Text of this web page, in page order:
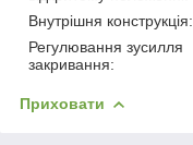
Внутрішня конструкція:
Регулювання зусилля
закривання:
Приховати